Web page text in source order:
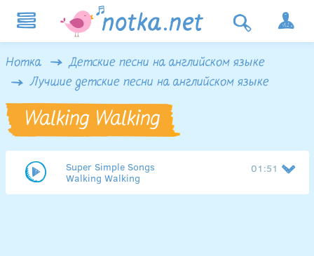
Нотка
Детские песни на английском языке
Лучшие детские песни на английском языке
Walking Walking
Super Simple Songs
Walking Walking
01:51